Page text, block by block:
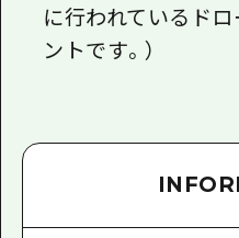
に行われているド
ントです。）